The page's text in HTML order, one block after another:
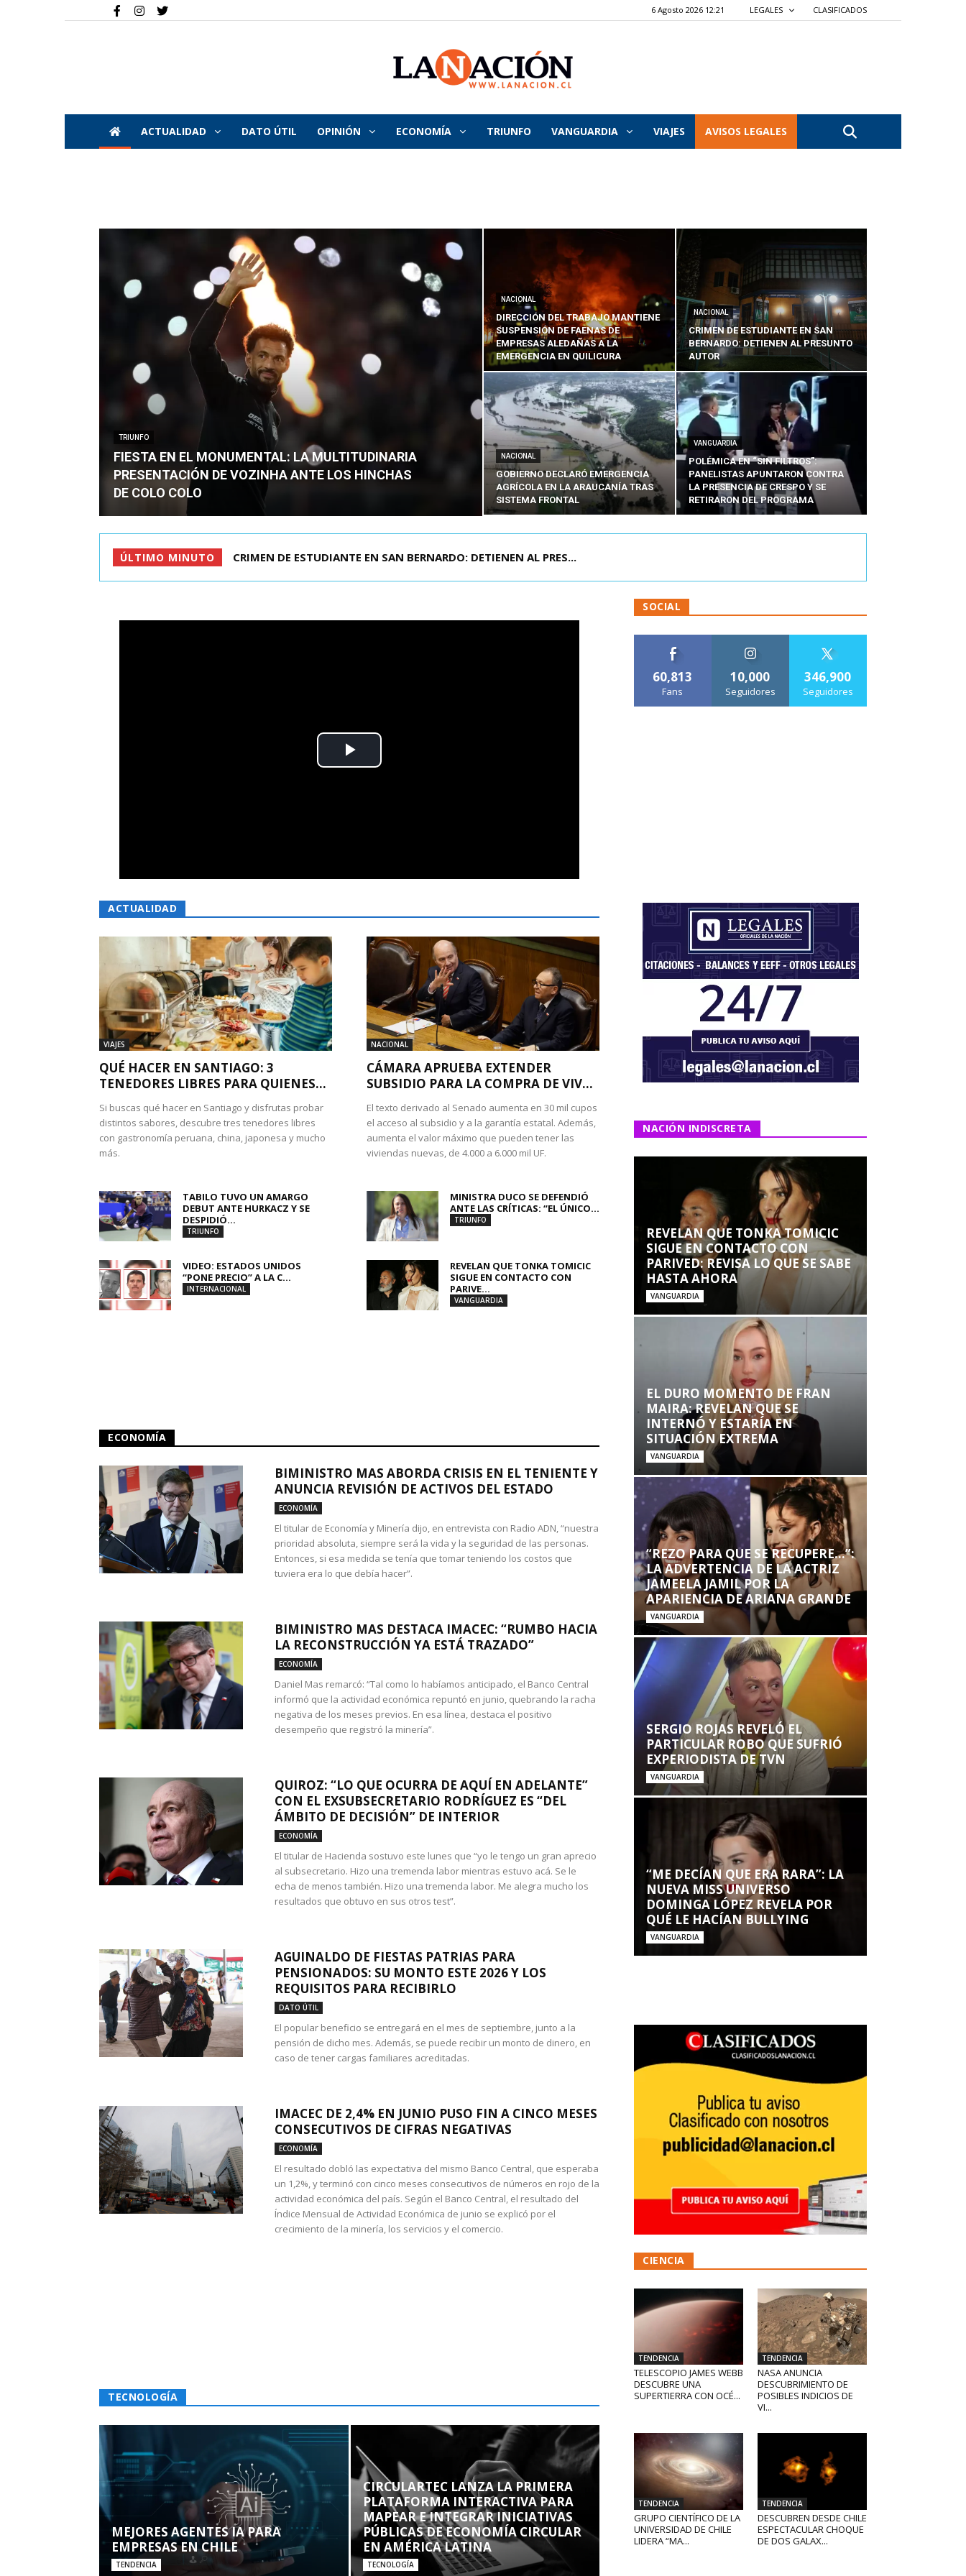
6 Agosto 2026 12:21 LEGALES CLASIFICADOS
La
Nación
ACTUALIDAD DATO ÚTIL OPINIÓN ECONOMÍA TRIUNFO VANGUARDIA VIAJES AVISOS LEGALES
TRIUNFO
FIESTA EN EL MONUMENTAL: LA MULTITUDINARIA
PRESENTACIÓN DE VOZINHA ANTE LOS HINCHAS
DE COLO COLO
NACIONAL
DIRECCIÓN DEL TRABAJO MANTIENE
SUSPENSIÓN DE FAENAS DE
EMPRESAS ALEDAÑAS A LA
EMERGENCIA EN QUILICURA
NACIONAL
CRIMEN DE ESTUDIANTE EN SAN
BERNARDO: DETIENEN AL PRESUNTO
AUTOR
NACIONAL
GOBIERNO DECLARÓ EMERGENCIA
AGRÍCOLA EN LA ARAUCANÍA TRAS
SISTEMA FRONTAL
VANGUARDIA
POLÉMICA EN “SIN FILTROS”:
PANELISTAS APUNTARON CONTRA
LA PRESENCIA DE CRESPO Y SE
RETIRARON DEL PROGRAMA
ÚLTIMO MINUTO CRIMEN DE ESTUDIANTE EN SAN BERNARDO: DETIENEN AL PRES...
ACTUALIDAD
VIAJES
QUÉ HACER EN SANTIAGO: 3
TENEDORES LIBRES PARA QUIENES...
Si buscas qué hacer en Santiago y disfrutas probar
distintos sabores, descubre tres tenedores libres
con gastronomía peruana, china, japonesa y mucho
más.
NACIONAL
CÁMARA APRUEBA EXTENDER
SUBSIDIO PARA LA COMPRA DE VIV...
El texto derivado al Senado aumenta en 30 mil cupos
el acceso al subsidio y a la garantía estatal. Además,
aumenta el valor máximo que pueden tener las
viviendas nuevas, de 4.000 a 6.000 mil UF.
TABILO TUVO UN AMARGO
DEBUT ANTE HURKACZ Y SE
DESPIDIÓ...
TRIUNFO
MINISTRA DUCO SE DEFENDIÓ
ANTE LAS CRÍTICAS: “EL ÚNICO...
TRIUNFO
VIDEO: ESTADOS UNIDOS
“PONE PRECIO” A LA C...
INTERNACIONAL
REVELAN QUE TONKA TOMICIC
SIGUE EN CONTACTO CON
PARIVE...
VANGUARDIA
ECONOMÍA
BIMINISTRO MAS ABORDA CRISIS EN EL TENIENTE Y
ANUNCIA REVISIÓN DE ACTIVOS DEL ESTADO
ECONOMÍA
El titular de Economía y Minería dijo, en entrevista con Radio ADN, “nuestra
prioridad absoluta, siempre será la vida y la seguridad de las personas.
Entonces, si esa medida se tenía que tomar teniendo los costos que
tuviera era lo que debía hacer”.
BIMINISTRO MAS DESTACA IMACEC: “RUMBO HACIA
LA RECONSTRUCCIÓN YA ESTÁ TRAZADO”
ECONOMÍA
Daniel Mas remarcó: “Tal como lo habíamos anticipado, el Banco Central
informó que la actividad económica repuntó en junio, quebrando la racha
negativa de los meses previos. En esa línea, destaca el positivo
desempeño que registró la minería”.
QUIROZ: “LO QUE OCURRA DE AQUÍ EN ADELANTE”
CON EL EXSUBSECRETARIO RODRÍGUEZ ES “DEL
ÁMBITO DE DECISIÓN” DE INTERIOR
ECONOMÍA
El titular de Hacienda sostuvo este lunes que “yo le tengo un gran aprecio
al subsecretario. Hizo una tremenda labor mientras estuvo acá. Se le
echa de menos también. Hizo una tremenda labor. Me alegra mucho los
resultados que obtuvo en sus otros test”.
AGUINALDO DE FIESTAS PATRIAS PARA
PENSIONADOS: SU MONTO ESTE 2026 Y LOS
REQUISITOS PARA RECIBIRLO
DATO ÚTIL
El popular beneficio se entregará en el mes de septiembre, junto a la
pensión de dicho mes. Además, se puede recibir un monto de dinero, en
caso de tener cargas familiares acreditadas.
IMACEC DE 2,4% EN JUNIO PUSO FIN A CINCO MESES
CONSECUTIVOS DE CIFRAS NEGATIVAS
ECONOMÍA
El resultado dobló las expectativa del mismo Banco Central, que esperaba
un 1,2%, y terminó con cinco meses consecutivos de números en rojo de la
actividad económica del país. Según el Banco Central, el resultado del
Índice Mensual de Actividad Económica de junio se explicó por el
crecimiento de la minería, los servicios y el comercio.
TECNOLOGÍA
MEJORES AGENTES IA PARA
EMPRESAS EN CHILE
TENDENCIA
CIRCULARTEC LANZA LA PRIMERA
PLATAFORMA INTERACTIVA PARA
MAPEAR E INTEGRAR INICIATIVAS
PÚBLICAS DE ECONOMÍA CIRCULAR
EN AMÉRICA LATINA
TECNOLOGÍA
SOCIAL
60,813
Fans
10,000
Seguidores
346,900
Seguidores
NACIÓN INDISCRETA
REVELAN QUE TONKA TOMICIC
SIGUE EN CONTACTO CON
PARIVED: REVISA LO QUE SE SABE
HASTA AHORA
VANGUARDIA
EL DURO MOMENTO DE FRAN
MAIRA: REVELAN QUE SE
INTERNÓ Y ESTARÍA EN
SITUACIÓN EXTREMA
VANGUARDIA
“REZO PARA QUE SE RECUPERE…”:
LA ADVERTENCIA DE LA ACTRIZ
JAMEELA JAMIL POR LA
APARIENCIA DE ARIANA GRANDE
VANGUARDIA
SERGIO ROJAS REVELÓ EL
PARTICULAR ROBO QUE SUFRIÓ
EXPERIODISTA DE TVN
VANGUARDIA
“ME DECÍAN QUE ERA RARA”: LA
NUEVA MISS UNIVERSO
DOMINGA LÓPEZ REVELA POR
QUÉ LE HACÍAN BULLYING
VANGUARDIA
CIENCIA
TENDENCIA
TELESCOPIO JAMES WEBB
DESCUBRE UNA
SUPERTIERRA CON OCÉ...
TENDENCIA
NASA ANUNCIA
DESCUBRIMIENTO DE
POSIBLES INDICIOS DE
VI...
TENDENCIA
GRUPO CIENTÍFICO DE LA
UNIVERSIDAD DE CHILE
LIDERA “MA...
TENDENCIA
DESCUBREN DESDE CHILE
ESPECTACULAR CHOQUE
DE DOS GALAX...